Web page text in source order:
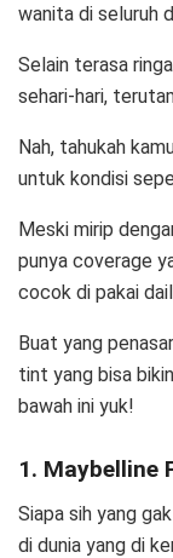
wanita di seluruh
Selain terasa
sehari-hari,
Nah, tahukah
untuk kondisi
Meski mirip
punya coverage
cocok di pakai
Buat yang
tint yang bisa
bawah ini yuk!
1. Maybelline
Siapa sih yang
di dunia yang di